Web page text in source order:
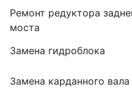
Ремонт редуктора
моста
Замена гидроблока
Замена карданного вала